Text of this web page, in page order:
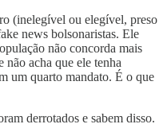
(inelegível ou elegível, preso
news bolsonaristas. Ele
não concorda mais
não acha que ele tenha
um quarto mandato. É o que
derrotados e sabem disso.